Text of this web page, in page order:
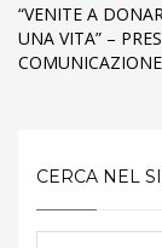
“VENITE A
UNA VITA” –
CERCA NEL